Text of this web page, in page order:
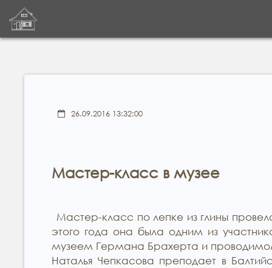
26.09.2016 13:32:00
Мастер-класс в музее
Мастер-класс по лепке из глины
этого года она была одним из
музеем Германа Брахерта и
Наталья Чепкасова преподает в